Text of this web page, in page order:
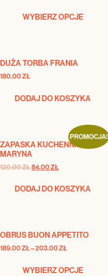
WYBIERZ OPCJE
DUŻA TORBA FRANIA
180.00ZŁ
DODAJ DO KOSZYKA
PROMOCJA!
ZAPASKA KUCHENNA
MARYNA
120.00ZŁ84.00ZŁ
DODAJ DO KOSZYKA
OBRUS BUON APPETITO
189.00ZŁ–203.00ZŁ
WYBIERZ OPCJE